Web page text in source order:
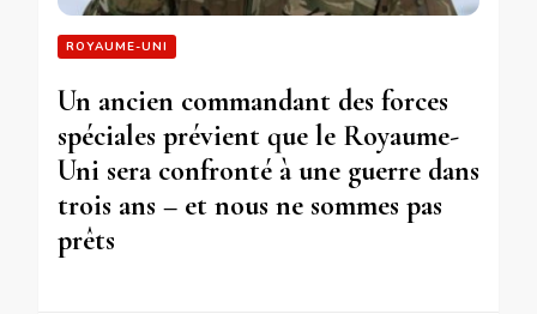
ROYAUME-UNI
Un ancien commandant des forces
spéciales prévient que le Royaume-
Uni sera confronté à une guerre dans
trois ans – et nous ne sommes pas
prêts